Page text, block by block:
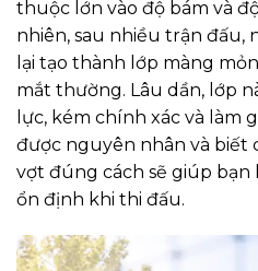
thuộc lớn vào độ bám và
nhiên, sau nhiều trận đấu,
lại tạo thành lớp màng
mắt thường. Lâu dần, lớp
lực, kém chính xác và làm
được nguyên nhân và biết
vợt đúng cách sẽ giúp
ổn định khi thi đấu.